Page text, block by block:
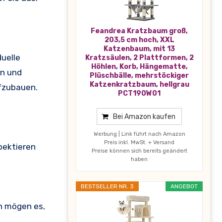
und
mögen es,
Feandrea Kratzbaum groß,
203,5 cm hoch, XXL
Katzenbaum, mit 13
Kratzsäulen, 2 Plattformen, 2
Höhlen, Korb, Hängematte,
Plüschbälle, mehrstöckiger
Katzenkratzbaum, hellgrau
PCT190W01
Bei Amazon kaufen
Werbung | Link führt nach Amazon
Preis inkl. MwSt. + Versand
Preise können sich bereits geändert
haben
ANGEBOT
BESTSELLER NR. 3